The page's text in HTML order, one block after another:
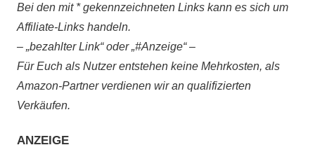
Bei den mit * gekennzeichneten Links kann es sich um
Affiliate-Links handeln.
– „bezahlter Link“ oder „#Anzeige“ –
Für Euch als Nutzer entstehen keine Mehrkosten, als
Amazon-Partner verdienen wir an qualifizierten
Verkäufen.
ANZEIGE